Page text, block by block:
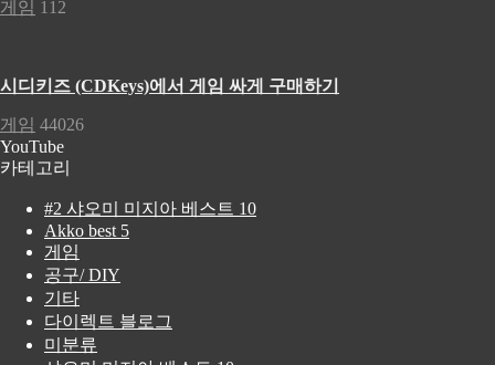
게임 112
시디키즈 (CDKeys)에서 게임 싸게 구매하기
게임 44026
YouTube
카테고리
#2 샤오미 미지아 베스트 10
Akko best 5
게임
공구/ DIY
기타
다이렉트 블로그
미분류